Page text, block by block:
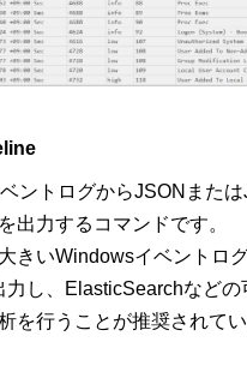
ントログからJSONまた
出力するコマンドです。
きいWindowsイベントロ
力し、ElasticSearchなどの
を行うことが推奨されてい